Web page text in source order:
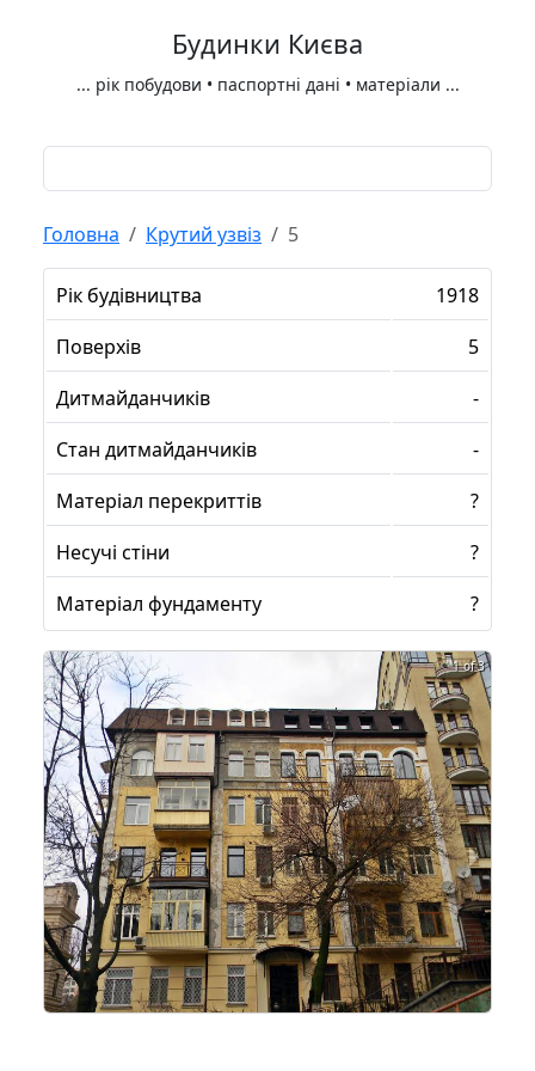
Будинки Києва
... рік побудови • паспортні дані • матеріали ...
Головна Крутий узвіз 5
Рік будівництва
1918
Поверхів
5
Дитмайданчиків
-
Стан дитмайданчиків
-
Матеріал перекриттів
?
Несучі стіни
?
Матеріал фундаменту
?
1 of 3